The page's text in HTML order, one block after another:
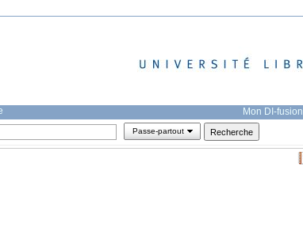
Mon DI-fusion
Passe-partout